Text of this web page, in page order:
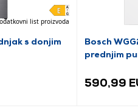
list proizvoda
s donjim
Bosch
prednjim
590,99